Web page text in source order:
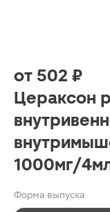
от 502 ₽
Цераксон
1000мг/
Форма выпуска